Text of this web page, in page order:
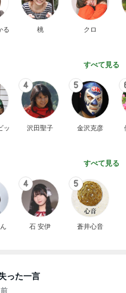
る 桃 クロ
すべて見る
ッ
4
沢田聖子
5
金沢克彦
すべて見る
4
石 安伊
5
蒼井心音
った一言